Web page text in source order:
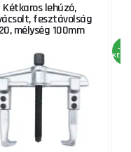
Kétkaros lehúzó,
fesztávolság
mélység 100mm
-2